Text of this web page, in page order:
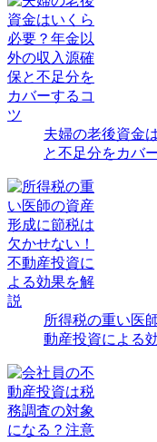
夫婦の老後資金
と不足分をカバ
所得税の重い医
動産投資による